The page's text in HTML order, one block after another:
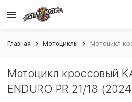
Главная Мотоциклы Мотоцикл
Мотоцикл кроссовый
ENDURO PR 21/18